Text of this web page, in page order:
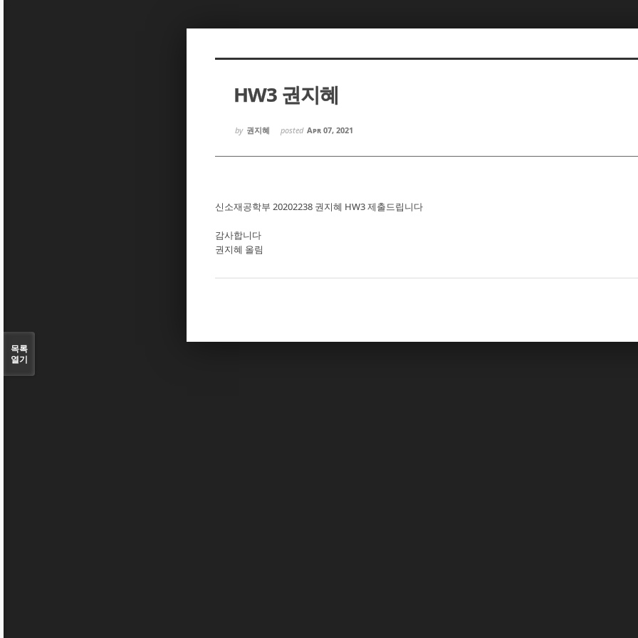
HW3 권지혜
by 권지혜 posted Apr 07, 2021
신소재공학부 20202238 권지혜 HW3 제출드립니다
감사합니다
권지혜 올림
목록
열기
Sketchbook5, 스케치북5
Sketchbook5, 스케치북5
Sketchbook5, 스케치북5
Sketchbook5, 스케치북5